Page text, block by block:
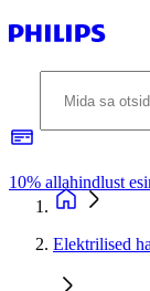
10% allahindlust
Elektrilised